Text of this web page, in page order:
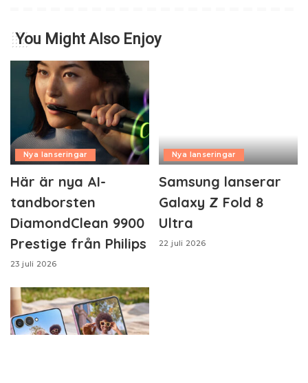
You Might Also Enjoy
Nya lanseringar
Här är nya AI-
tandborsten
DiamondClean 9900
Prestige från Philips
23 juli 2026
Nya lanseringar
Samsung lanserar
Galaxy Z Fold 8
Ultra
22 juli 2026